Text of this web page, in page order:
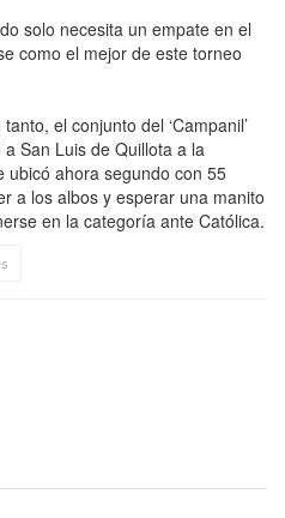
solo necesita un empate en el
como el mejor de este torneo
el conjunto del ‘Campanil’
San Luis de Quillota a la
ubicó ahora segundo con 55
a los albos y esperar una manito
en la categoría ante Católica.